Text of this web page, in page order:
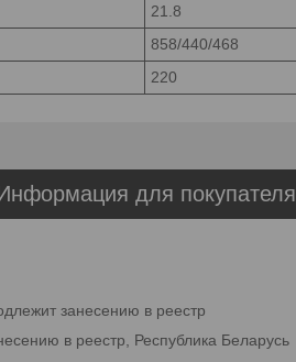
21.8
858/440/468
220
для покупателя
занесению в реестр
в реестр, Республика Беларусь